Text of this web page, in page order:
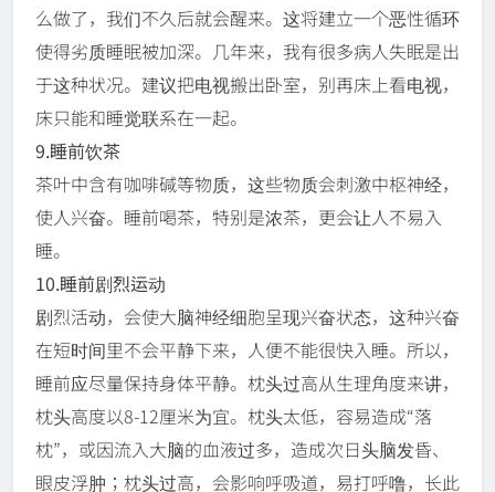
么做了，我们不久后就会醒来。这将建立一个恶性循环
使得劣质睡眠被加深。几年来，我有很多病人失眠是出
于这种状况。建议把电视搬出卧室，别再床上看电视，
床只能和睡觉联系在一起。
9.睡前饮茶
茶叶中含有咖啡碱等物质，这些物质会刺激中枢神经，
使人兴奋。睡前喝茶，特别是浓茶，更会让人不易入
睡。
10.睡前剧烈运动
剧烈活动，会使大脑神经细胞呈现兴奋状态，这种兴奋
在短时间里不会平静下来，人便不能很快入睡。所以，
睡前应尽量保持身体平静。枕头过高从生理角度来讲，
枕头高度以8-12厘米为宜。枕头太低，容易造成“落
枕”，或因流入大脑的血液过多，造成次日头脑发昏、
眼皮浮肿；枕头过高，会影响呼吸道，易打呼噜，长此